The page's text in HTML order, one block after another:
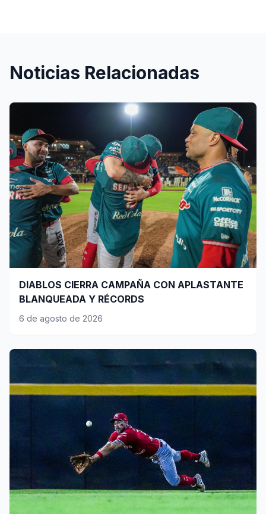
Noticias Relacionadas
DIABLOS CIERRA CAMPAÑA CON APLASTANTE
BLANQUEADA Y RÉCORDS
6 de agosto de 2026